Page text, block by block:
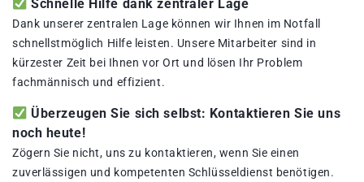
Schnelle Hilfe dank zentraler Lage
Dank unserer zentralen Lage können wir Ihnen im Notfall
schnellstmöglich Hilfe leisten. Unsere Mitarbeiter sind in
kürzester Zeit bei Ihnen vor Ort und lösen Ihr Problem
fachmännisch und effizient.
Überzeugen Sie sich selbst: Kontaktieren Sie uns
noch heute!
Zögern Sie nicht, uns zu kontaktieren, wenn Sie einen
zuverlässigen und kompetenten Schlüsseldienst benötigen.